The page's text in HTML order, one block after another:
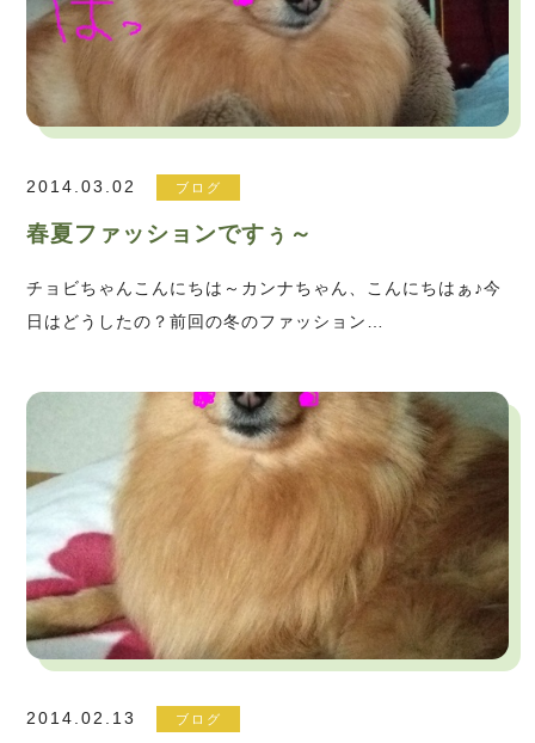
2014.03.02 ブログ
春夏ファッションですぅ～
チョビちゃんこんにちは～カンナちゃん、こんにちはぁ♪今
日はどうしたの？前回の冬のファッション…
2014.02.13 ブログ